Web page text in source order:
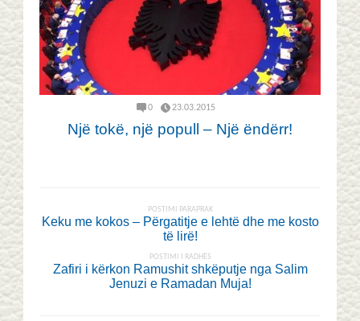
0 23.03.2015
Një tokë, një popull – Një ëndërr!
POSTIMI PARAPRAK
Keku me kokos – Përgatitje e lehtë dhe me kosto
të lirë!
POSTIMI I RADHËS
Zafiri i kërkon Ramushit shkëputje nga Salim
Jenuzi e Ramadan Muja!